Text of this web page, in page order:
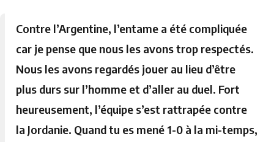
Contre l’Argentine, l’entame a été compliquée
car je pense que nous les avons trop respectés.
Nous les avons regardés jouer au lieu d’être
plus durs sur l’homme et d’aller au duel. Fort
heureusement, l’équipe s’est rattrapée contre
la Jordanie. Quand tu es mené 1-0 à la mi-temps,